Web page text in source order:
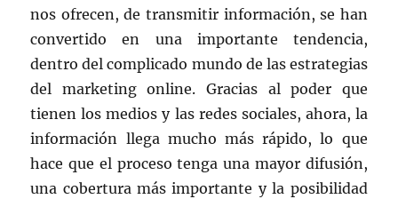
nos ofrecen, de transmitir información, se han
convertido en una importante tendencia,
dentro del complicado mundo de las estrategias
del marketing online. Gracias al poder que
tienen los medios y las redes sociales, ahora, la
información llega mucho más rápido, lo que
hace que el proceso tenga una mayor difusión,
una cobertura más importante y la posibilidad